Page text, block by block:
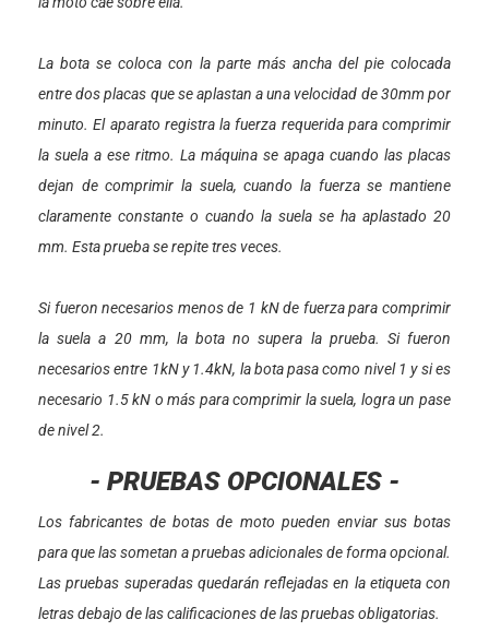
La bota se coloca con la parte más ancha del pie colocada
entre dos placas que se aplastan a una velocidad de 30mm por
minuto. El aparato registra la fuerza requerida para comprimir
la suela a ese ritmo. La máquina se apaga cuando las placas
dejan de comprimir la suela, cuando la fuerza se mantiene
claramente constante o cuando la suela se ha aplastado 20
mm. Esta prueba se repite tres veces.
Si fueron necesarios menos de 1 kN de fuerza para comprimir
la suela a 20 mm, la bota no supera la prueba. Si fueron
necesarios entre 1kN y 1.4kN, la bota pasa como nivel 1 y si es
necesario 1.5 kN o más para comprimir la suela, logra un pase
de nivel 2.
- PRUEBAS OPCIONALES -
Los fabricantes de botas de moto pueden enviar sus botas
para que las sometan a pruebas adicionales de forma opcional.
Las pruebas superadas quedarán reflejadas en la etiqueta con
letras debajo de las calificaciones de las pruebas obligatorias.